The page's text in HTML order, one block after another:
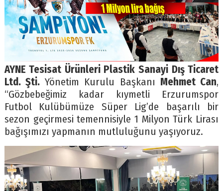
AYNE Tesisat Ürünleri Plastik Sanayi Dış Ticaret
Ltd. Şti. Yönetim Kurulu Başkanı Mehmet Can,
“Gözbebeğimiz kadar kıymetli Erzurumspor
Futbol Kulübümüze Süper Lig’de başarılı bir
sezon geçirmesi temennisiyle 1 Milyon Türk Lirası
bağışımızı yapmanın mutluluğunu yaşıyoruz.